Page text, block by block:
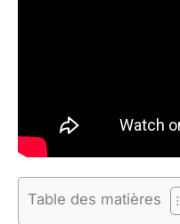
Table des matières